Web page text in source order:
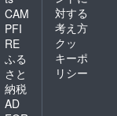
CAM
PFI
RE
ふる
さと
納税
AD
対する
考え方
クッ
キーポ
リシー